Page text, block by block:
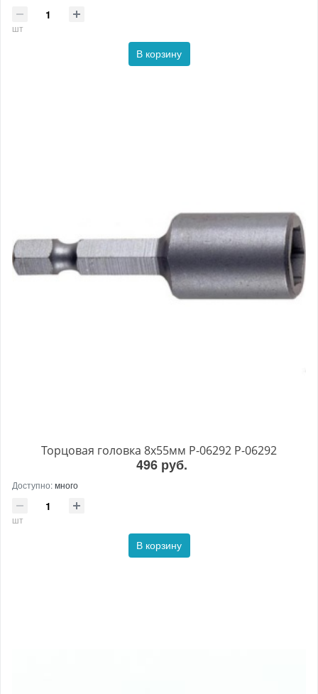
шт
В корзину
Торцовая головка 8х55мм P-06292 P-06292
496 руб.
Доступно:много
шт
В корзину